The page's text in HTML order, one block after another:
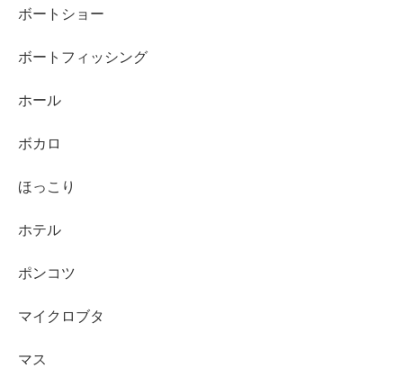
ボートショー
ボートフィッシング
ホール
ボカロ
ほっこり
ホテル
ポンコツ
マイクロブタ
マス